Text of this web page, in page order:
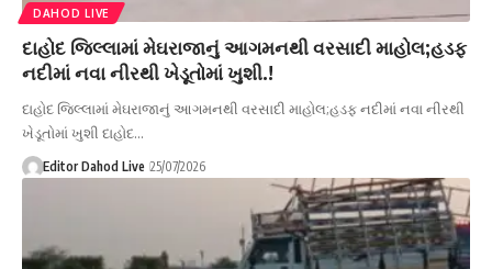
DAHOD LIVE
દાહોદ જિલ્લામાં મેઘરાજાનું આગમનથી વરસાદી માહોલ;હડફ
નદીમાં નવા નીરથી ખેડૂતોમાં ખુશી.!
દાહોદ જિલ્લામાં મેઘરાજાનું આગમનથી વરસાદી માહોલ;હડફ નદીમાં નવા નીરથી
ખેડૂતોમાં ખુશી દાહોદ…
Editor Dahod Live 25/07/2026